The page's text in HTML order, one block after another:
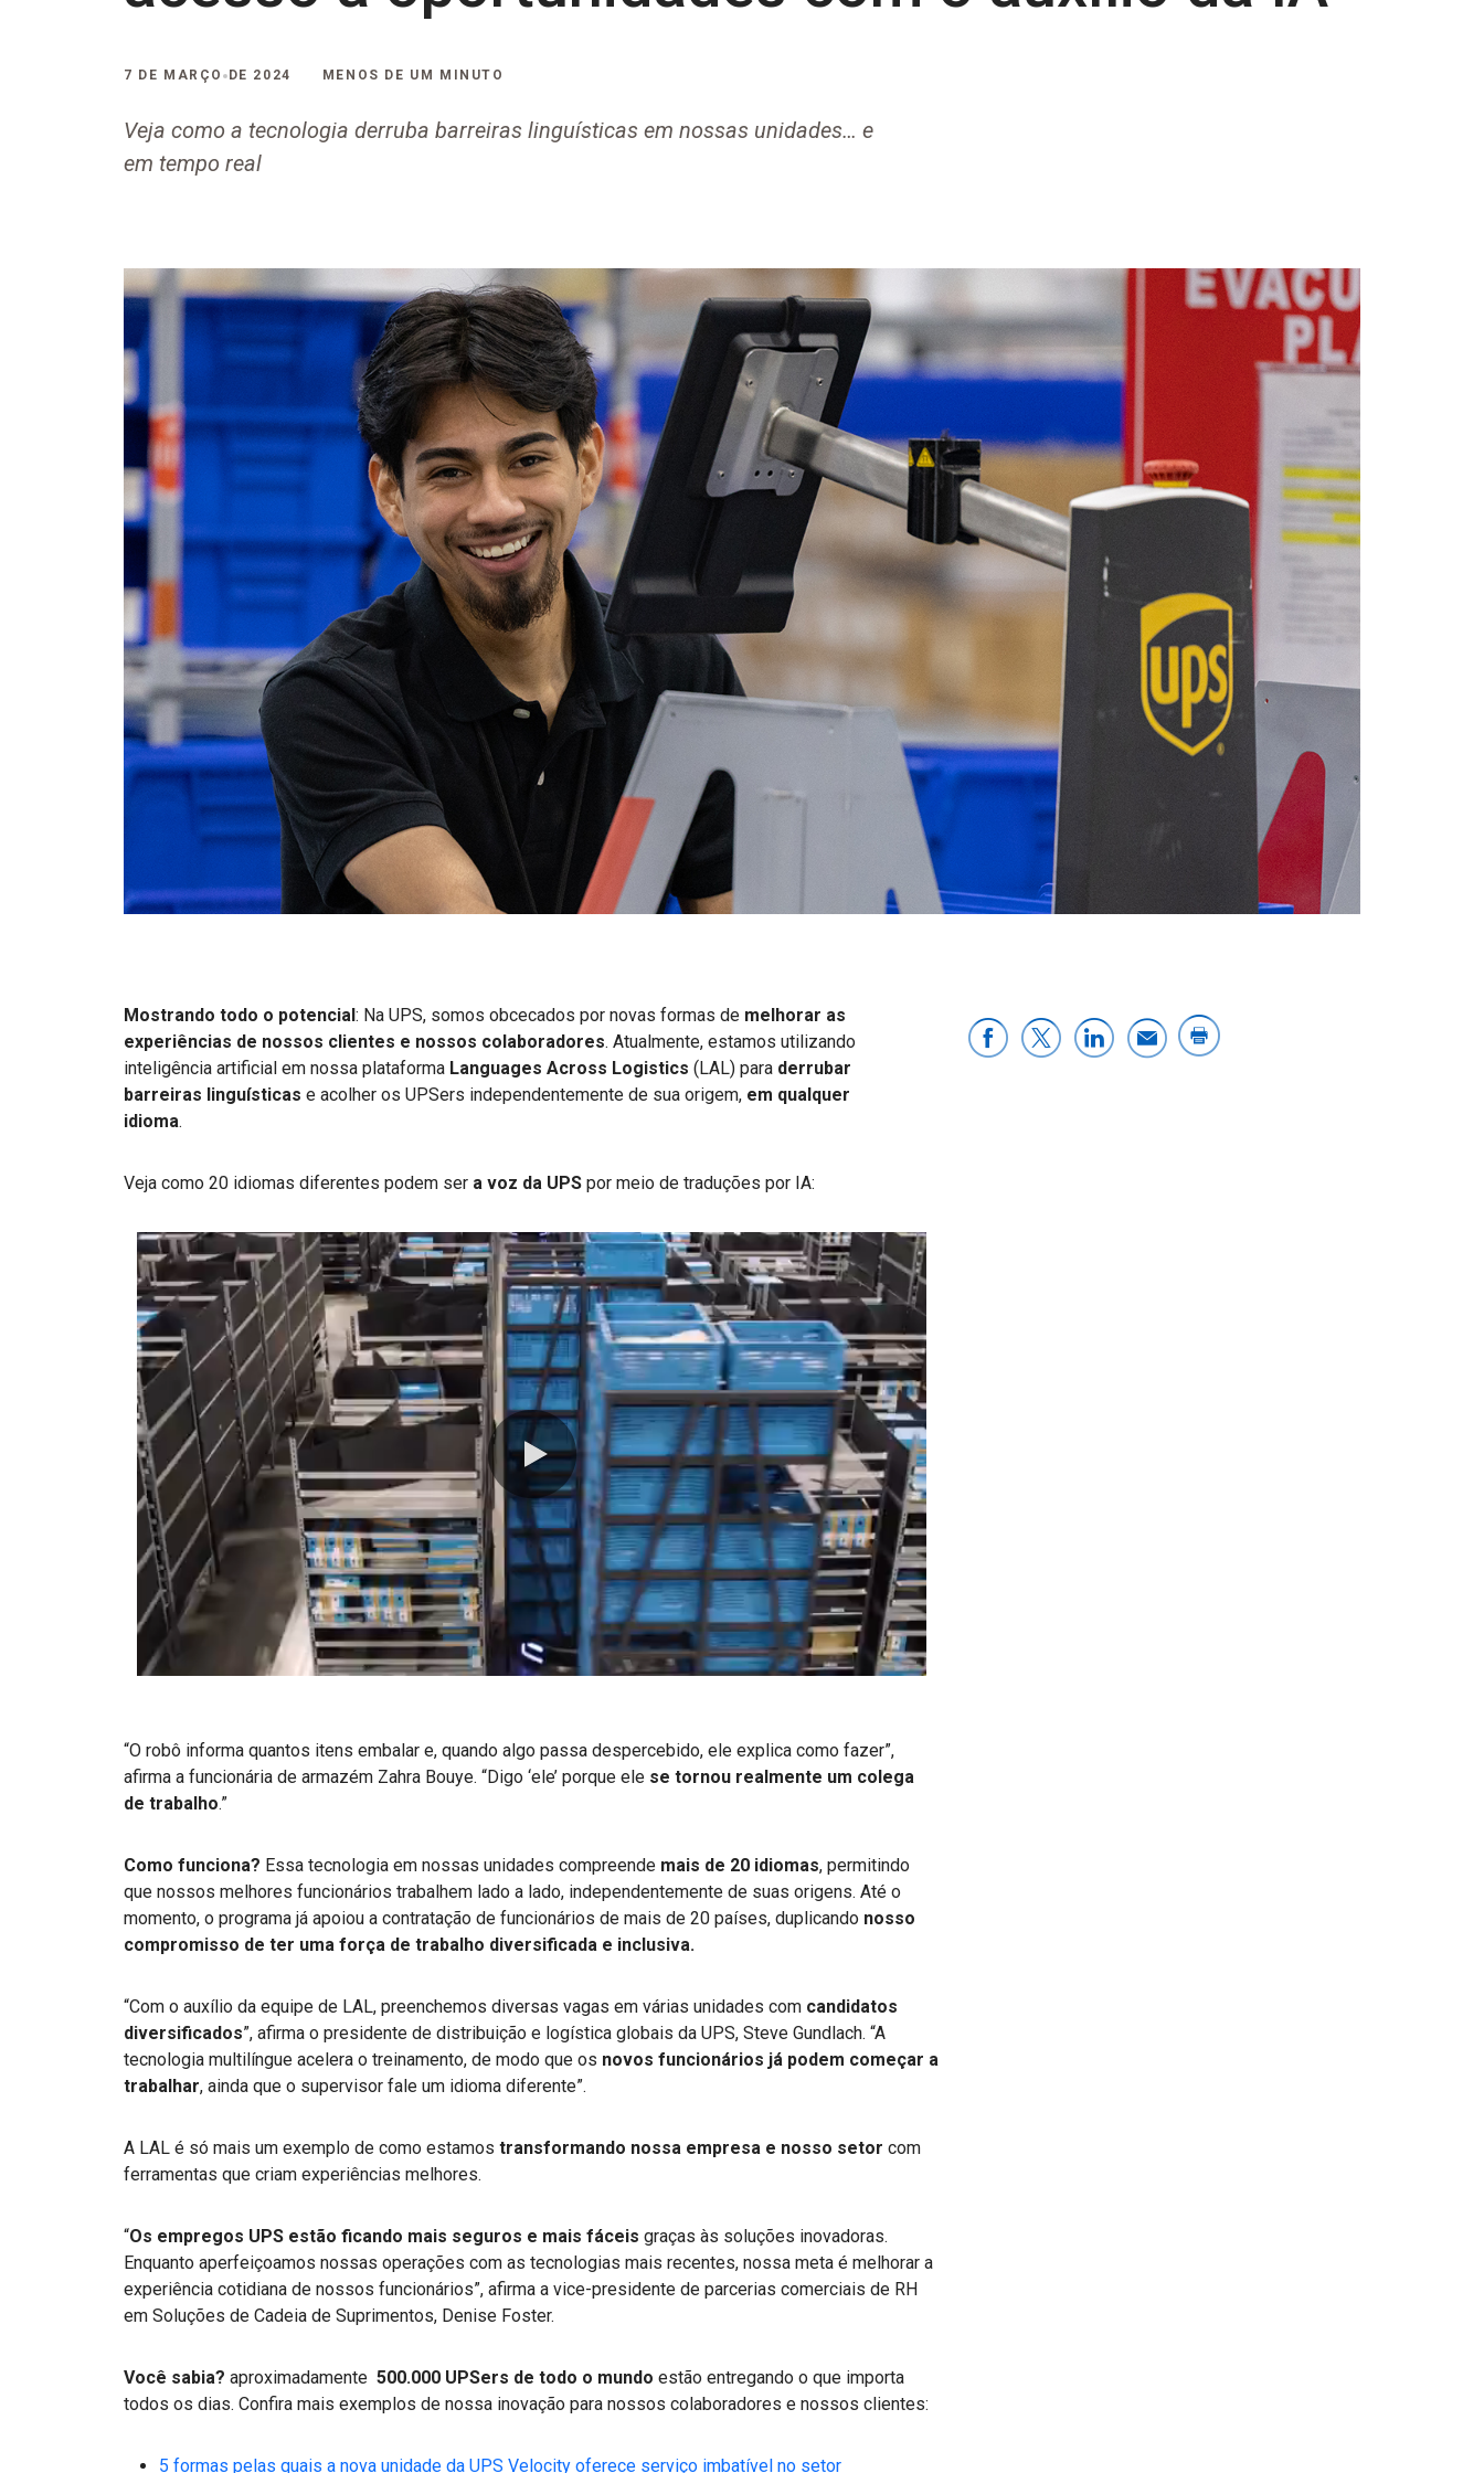
7 DE MARÇO DE 2024 MENOS DE UM MINUTO
Veja como a tecnologia derruba barreiras linguísticas em nossas unidades… e
em tempo real
Mostrando todo o potencial: Na UPS, somos obcecados por novas formas de melhorar as
experiências de nossos clientes e nossos colaboradores. Atualmente, estamos utilizando
inteligência artificial em nossa plataforma Languages Across Logistics (LAL) para derrubar
barreiras linguísticas e acolher os UPSers independentemente de sua origem, em qualquer
idioma.
Veja como 20 idiomas diferentes podem ser a voz da UPS por meio de traduções por IA:
0:00 / 1:44
“O robô informa quantos itens embalar e, quando algo passa despercebido, ele explica como fazer”,
afirma a funcionária de armazém Zahra Bouye. “Digo ‘ele’ porque ele se tornou realmente um colega
de trabalho.”
Como funciona? Essa tecnologia em nossas unidades compreende mais de 20 idiomas, permitindo
que nossos melhores funcionários trabalhem lado a lado, independentemente de suas origens. Até o
momento, o programa já apoiou a contratação de funcionários de mais de 20 países, duplicando nosso
compromisso de ter uma força de trabalho diversificada e inclusiva.
“Com o auxílio da equipe de LAL, preenchemos diversas vagas em várias unidades com candidatos
diversificados”, afirma o presidente de distribuição e logística globais da UPS, Steve Gundlach. “A
tecnologia multilíngue acelera o treinamento, de modo que os novos funcionários já podem começar a
trabalhar, ainda que o supervisor fale um idioma diferente”.
A LAL é só mais um exemplo de como estamos transformando nossa empresa e nosso setor com
ferramentas que criam experiências melhores.
“Os empregos UPS estão ficando mais seguros e mais fáceis graças às soluções inovadoras.
Enquanto aperfeiçoamos nossas operações com as tecnologias mais recentes, nossa meta é melhorar a
experiência cotidiana de nossos funcionários”, afirma a vice-presidente de parcerias comerciais de RH
em Soluções de Cadeia de Suprimentos, Denise Foster.
Você sabia? aproximadamente 500.000 UPSers de todo o mundo estão entregando o que importa
todos os dias. Confira mais exemplos de nossa inovação para nossos colaboradores e nossos clientes:
5 formas pelas quais a nova unidade da UPS Velocity oferece serviço imbatível no setor